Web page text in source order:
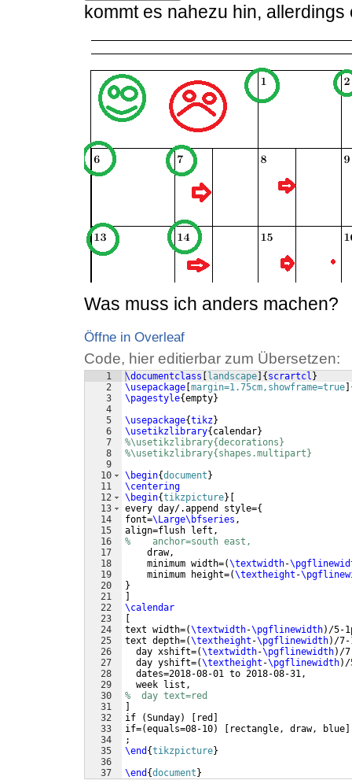
kommt es nahezu hin,
Was muss ich anders machen?
Öffne in Overleaf
Code, hier editierbar zum Übersetzen:
1
2
3
4
5
6
7
8
9
10
11
12
13
14
15
16
17
18
19
20
21
22
23
24
25
26
27
28
29
30
31
32
33
34
35
36
37
\documentclass landscape { scrartcl }
\usepackage margin=1.75cm,showframe=true
\pagestyle{empty}
\usepackage{tikz}
\usetikzlibrary{ calendar}
%\usetikzlibrary{decorations}
%\usetikzlibrary{shapes.multipart}
\begin{document }
\centering
\begin{tikzpicture}
every day/.append style={
font=\Large\bfseries ,
align=flush left,
%    anchor=south east,
    draw,
    minimum width=
(\textwidth-
    minimum height=
(\textheight -
}
\calendar
text width=(\textwidth-\pgflinewidth) /5-
text depth=(\textheight -\pgflinewidth) /
  day xshift=
(\textwidth-\pgflinewidth) /
  day yshift=
(\textheight -\pgflinewidth) /
  dates=2018-08-01 to 2018-08-31,
  week list,
%  day text=red
if
(Sunday) red
if=(equals=08-10) rectangle, draw, blue
;
\end {tikzpicture}
\end {document }